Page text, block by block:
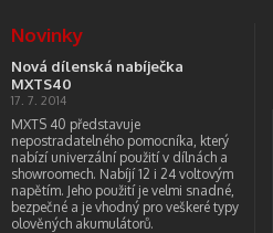
Novinky
Nová dílenská nabíječka
MXTS40
17. 7. 2014
MXTS 40 představuje
nepostradatelného pomocníka, který
nabízí univerzální použití v dílnách a
showroomech. Nabíjí 12 i 24 voltovým
napětím. Jeho použití je velmi snadné,
bezpečné a je vhodný pro veškeré typy
olověných akumulátorů.